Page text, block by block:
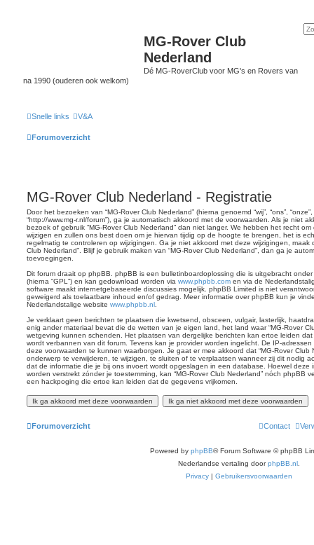
MG-Rover Club
Nederland
Dé MG-RoverClub voor MG's en Rovers van
na 1990 (ouderen ook welkom)
Snelle links V&A
Forumoverzicht
MG-Rover Club Nederland - Registratie
Door het bezoeken van “MG-Rover Club Nederland” (hierna genoemd “wij”, “ons”,
“http://www.mg-r.nl/forum”), ga je automatisch akkoord met de voorwaarden. Als je niet
bezoek of gebruik “MG-Rover Club Nederland” dan niet langer. We hebben het recht
wijzigen en zullen ons best doen om je hiervan tijdig op de hoogte te brengen, het is
regelmatig te controleren op wijzigingen. Ga je niet akkoord met deze wijzigingen, maak
Club Nederland”. Blijf je gebruik maken van “MG-Rover Club Nederland”, dan ga je
toevoegingen.
Dit forum draait op phpBB. phpBB is een bulletinboardoplossing die is uitgebracht onder
(hierna “GPL”) en kan gedownload worden via www.phpbb.com en via de
software maakt internetgebaseerde discussies mogelijk. phpBB Limited is niet
geweigerd als toelaatbare inhoud en/of gedrag. Meer informatie over phpBB kun je
Nederlandstalige website www.phpbb.nl
Je verklaart geen berichten te plaatsen die kwetsend, obsceen, vulgair, lasterlijk,
enig ander materiaal bevat die de wetten van je eigen land, het land waar “MG-Rover
wetgeving kunnen schenden. Het plaatsen van dergelijke berichten kan ertoe leiden
wordt verbannen van dit forum. Tevens kan je provider worden ingelicht. De IP-
deze voorwaarden te kunnen waarborgen. Je gaat er mee akkoord dat “MG-Rover Club
onderwerp te verwijderen, te wijzigen, te sluiten of te verplaatsen wanneer zij dit nodig
dat de informatie die je bij ons invoert wordt opgeslagen in een database. Hoewel deze
worden verstrekt zónder je toestemming, kan “MG-Rover Club Nederland” nóch phpBB
een hackpoging die ertoe kan leiden dat de gegevens vrijkomen.
Forumoverzicht Contact
Powered by phpBB® Forum Software © phpBB
Nederlandse vertaling doorphpBB.nl.
Privacy| Gebruikersvoorwaarden